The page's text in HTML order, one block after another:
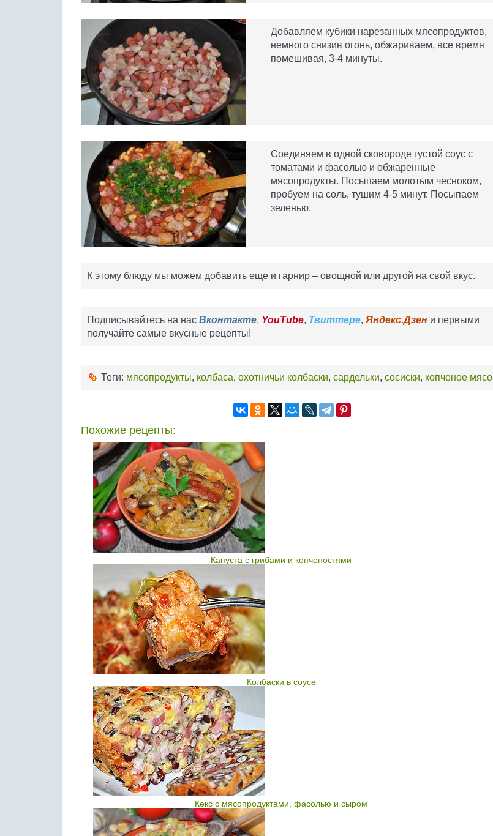
Добавляем кубики нарезанных мясопродуктов,
немного снизив огонь, обжариваем, все время
помешивая, 3-4 минуты.
Соединяем в одной сковороде густой соус с
томатами и фасолью и обжаренные
мясопродукты. Посыпаем молотым чесноком,
пробуем на соль, тушим 4-5 минут. Посыпаем
зеленью.
К этому блюду мы можем добавить еще и гарнир – овощной или другой на свой вкус.
Подписывайтесь на нас Вконтакте, YouTube, Твиттере, Яндекс.Дзен и первыми
получайте самые вкусные рецепты!
Теги: мясопродукты, колбаса, охотничьи колбаски, сардельки, сосиски, копченое мясо
Похожие рецепты:
Капуста с грибами и копченостями
Колбаски в соусе
Кекс с мясопродуктами, фасолью и сыром